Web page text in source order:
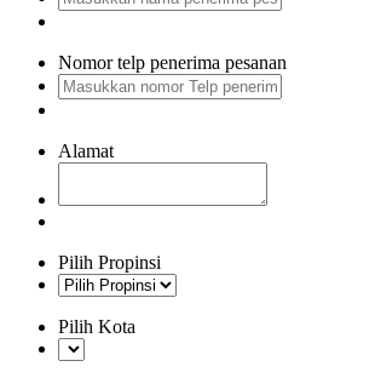
Nomor telp penerima pesanan
Alamat
Pilih Propinsi
Pilih Kota